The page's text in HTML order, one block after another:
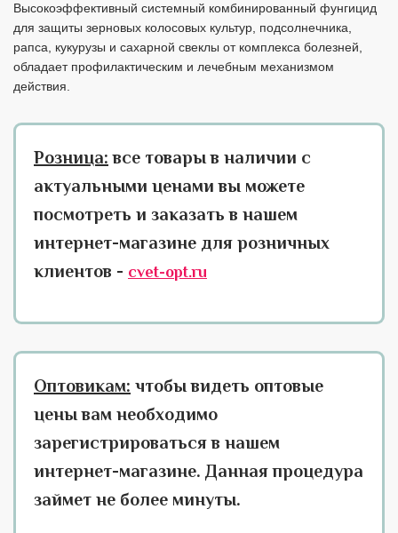
Высокоэффективный системный комбинированный фунгицид
для защиты зерновых колосовых культур, подсолнечника,
рапса, кукурузы и сахарной свеклы от комплекса болезней,
обладает профилактическим и лечебным механизмом
действия.
Розница: все товары в наличии с
актуальными ценами вы можете
посмотреть и заказать в нашем
интернет-магазине для розничных
клиентов - cvet-opt.ru
Оптовикам: чтобы видеть оптовые
цены вам необходимо
зарегистрироваться в нашем
интернет-магазине. Данная процедура
займет не более минуты.